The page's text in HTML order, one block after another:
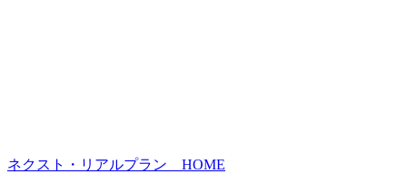
ネクスト・リアルプラン HOME